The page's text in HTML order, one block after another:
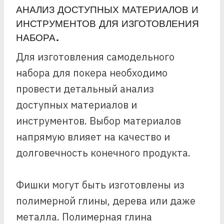
АНАЛИЗ ДОСТУПНЫХ МАТЕРИАЛОВ И
ИНСТРУМЕНТОВ ДЛЯ ИЗГОТОВЛЕНИЯ
НАБОРА.
Для изготовления самодельного
набора для покера необходимо
провести детальный анализ
доступных материалов и
инструментов. Выбор материалов
напрямую влияет на качество и
долговечность конечного продукта.
Фишки могут быть изготовлены из
полимерной глины, дерева или даже
металла. Полимерная глина